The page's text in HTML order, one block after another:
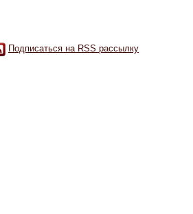
Подписаться на RSS рассылку